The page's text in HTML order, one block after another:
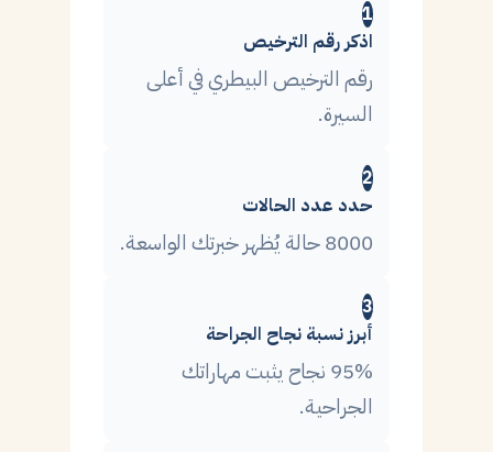
1
اذكر رقم الترخيص
رقم الترخيص البيطري في أعلى
السيرة.
2
حدد عدد الحالات
8000 حالة يُظهر خبرتك الواسعة.
3
أبرز نسبة نجاح الجراحة
95% نجاح يثبت مهاراتك
الجراحية.